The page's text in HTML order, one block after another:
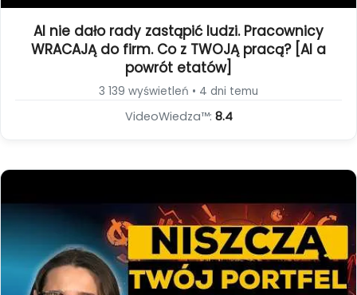
AI nie dało rady zastąpić ludzi. Pracownicy
WRACAJĄ do firm. Co z TWOJĄ pracą? [AI a
powrót etatów]
3 139 wyświetleń • 4 dni temu
VideoWiedza™: 8.4